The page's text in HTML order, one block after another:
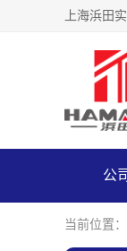
公
当前位置：